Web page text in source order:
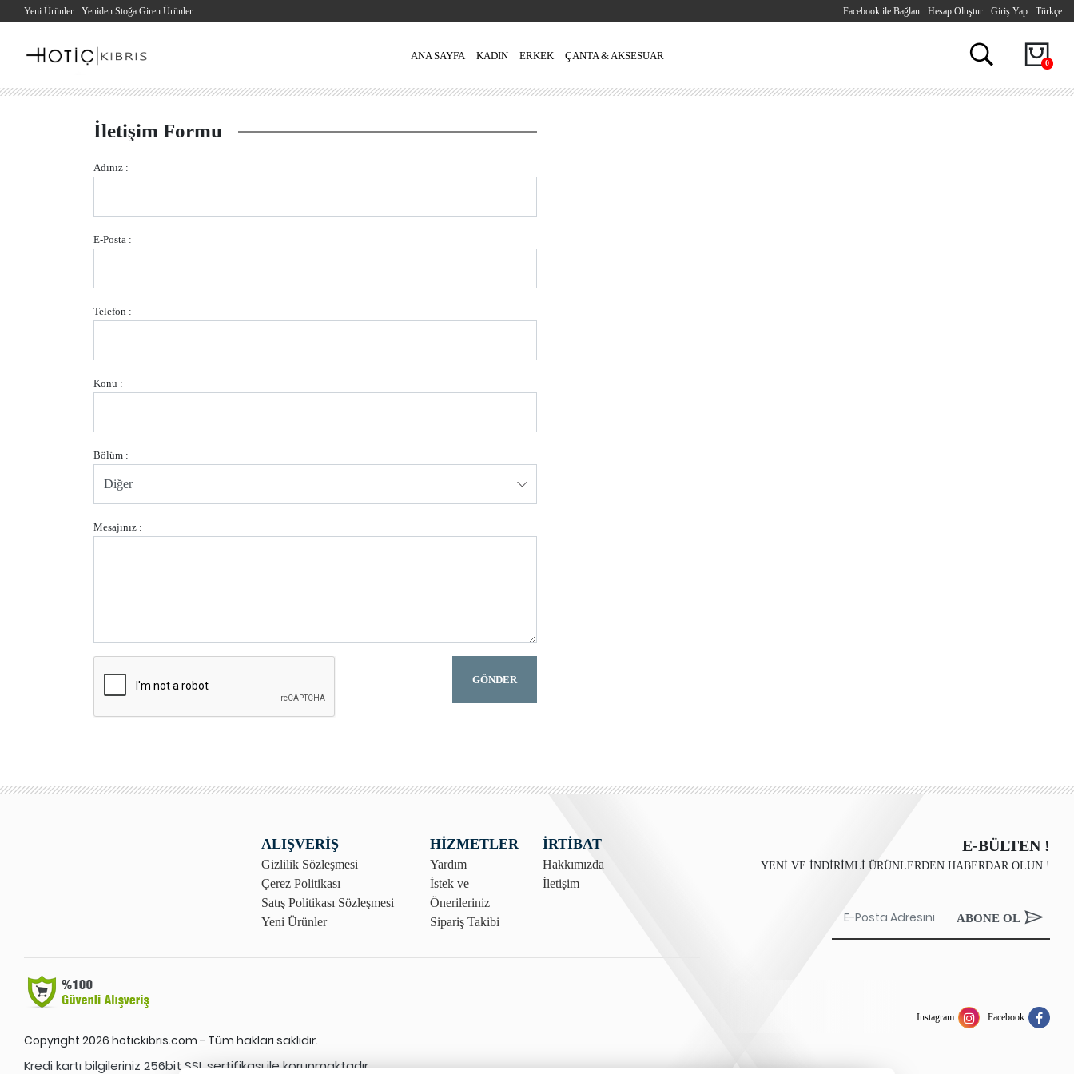
Yeni Ürünler Yeniden Stoğa Giren Ürünler Türkçe
Giriş Yap
Hesap Oluştur
Facebook ile Bağlan
ANA SAYFA KADIN ERKEK ÇANTA & AKSESUAR
0
İletişim Formu
Adınız :
E-Posta :
Telefon :
Konu :
Bölüm :
Mesajınız :
GÖNDER
ALIŞVERİŞ
Gizlilik Sözleşmesi
Çerez Politikası
Satış Politikası Sözleşmesi
Yeni Ürünler
HİZMETLER
Yardım
İstek ve
Önerileriniz
Sipariş Takibi
İRTİBAT
Hakkımızda
İletişim
Copyright 2026 hotickibris.com - Tüm hakları saklıdır.
Kredi kartı bilgileriniz 256bit SSL sertifikası ile korunmaktadır.
E-BÜLTEN !
YENİ VE İNDİRİMLİ ÜRÜNLERDEN HABERDAR OLUN !
ABONE OL
Facebook
Instagram